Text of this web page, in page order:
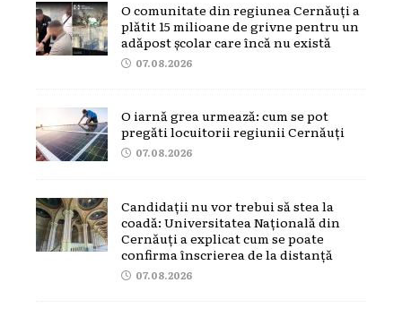
O comunitate din regiunea Cernăuți a
plătit 15 milioane de grivne pentru un
adăpost școlar care încă nu există
07.08.2026
O iarnă grea urmează: cum se pot
pregăti locuitorii regiunii Cernăuți
07.08.2026
Candidații nu vor trebui să stea la
coadă: Universitatea Națională din
Cernăuți a explicat cum se poate
confirma înscrierea de la distanță
07.08.2026